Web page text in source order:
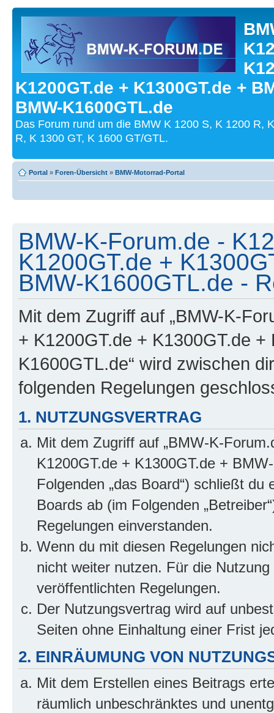
K1200GT.de + K1300GT.de +
BMW-K1600GTL.de
Das Forum rund um die BMW K 1200 S, K 1200 R,
R, K 1300 GT, K 1600 GT/GTL.
Portal » Foren-Übersicht » BMW-Motorrad-Portal
BMW-K-Forum.de -
K1200GT.de +
BMW-K1600GTL.de -
Mit dem Zugriff auf „BMW-K-
+ K1200GT.de + K1300GT.de
K1600GTL.de“ wird zwischen
folgenden Regelungen
1. NUTZUNGSVERTRAG
Mit dem Zugriff auf „BMW-K-
K1200GT.de + K1300GT.de +
Folgenden „das Board“) schließt
Boards ab (im Folgenden
Regelungen einverstanden.
Wenn du mit diesen Regelungen
nicht weiter nutzen. Für die
veröffentlichten Regelungen.
Der Nutzungsvertrag wird auf
Seiten ohne Einhaltung einer Frist
2. EINRÄUMUNG VON
Mit dem Erstellen eines Beitrags
räumlich unbeschränktes und